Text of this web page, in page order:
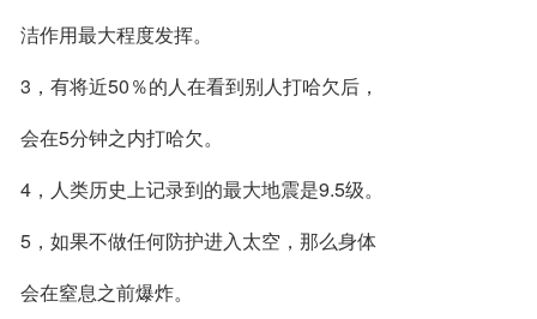
洁作用最大程度发挥。
3，有将近50％的人在看到别人打哈欠后，
会在5分钟之内打哈欠。
4，人类历史上记录到的最大地震是9.5级。
5，如果不做任何防护进入太空，那么身体
会在窒息之前爆炸。